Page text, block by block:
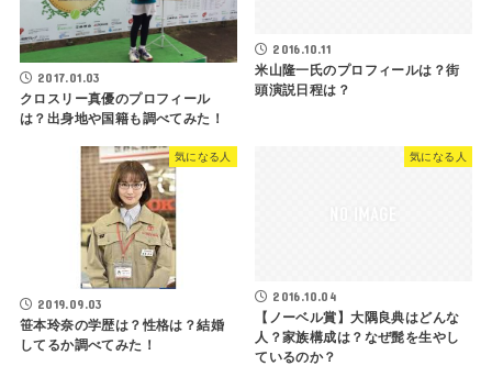
2017.01.03
クロスリー真優のプロフィール
は？出身地や国籍も調べてみた！
2016.10.11
米山隆一氏のプロフィールは？街
頭演説日程は？
気になる人
2019.09.03
笹本玲奈の学歴は？性格は？結婚
してるか調べてみた！
気になる人
2016.10.04
【ノーベル賞】大隅良典はどんな
人？家族構成は？なぜ髭を生やし
ているのか？